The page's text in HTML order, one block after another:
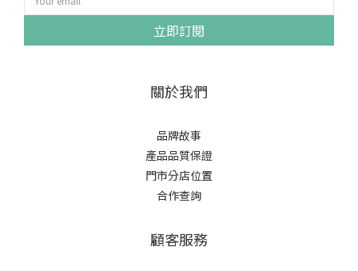
立即訂閱
關於我們
品牌故事
產品品質保證
門市分店位置
合作查詢
顧客服務